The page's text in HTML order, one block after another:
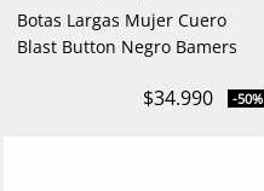
Botas Largas Mujer Cuero
Blast Button Negro Bamers
$34.990 -50%